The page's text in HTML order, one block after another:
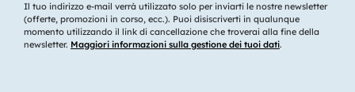
Il tuo indirizzo e-mail verrà utilizzato solo per inviarti le nostre newsletter
(offerte, promozioni in corso, ecc.). Puoi disiscriverti in qualunque
momento utilizzando il link di cancellazione che troverai alla fine della
newsletter. Maggiori informazioni sulla gestione dei tuoi dati.